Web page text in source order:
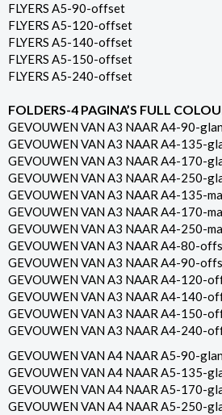
FLYERS A5-90-offset
FLYERS A5-120-offset
FLYERS A5-140-offset
FLYERS A5-150-offset
FLYERS A5-240-offset
FOLDERS-4 PAGINA’S FULL
GEVOUWEN VAN A3 NAAR A4-90-
GEVOUWEN VAN A3 NAAR A4-135-
GEVOUWEN VAN A3 NAAR A4-170-
GEVOUWEN VAN A3 NAAR A4-250-
GEVOUWEN VAN A3 NAAR A4-135-
GEVOUWEN VAN A3 NAAR A4-170-
GEVOUWEN VAN A3 NAAR A4-250-
GEVOUWEN VAN A3 NAAR A4-80-
GEVOUWEN VAN A3 NAAR A4-90-
GEVOUWEN VAN A3 NAAR A4-120-
GEVOUWEN VAN A3 NAAR A4-140-
GEVOUWEN VAN A3 NAAR A4-150-
GEVOUWEN VAN A3 NAAR A4-240-
GEVOUWEN VAN A4 NAAR A5-90-
GEVOUWEN VAN A4 NAAR A5-135-
GEVOUWEN VAN A4 NAAR A5-170-
GEVOUWEN VAN A4 NAAR A5-250-